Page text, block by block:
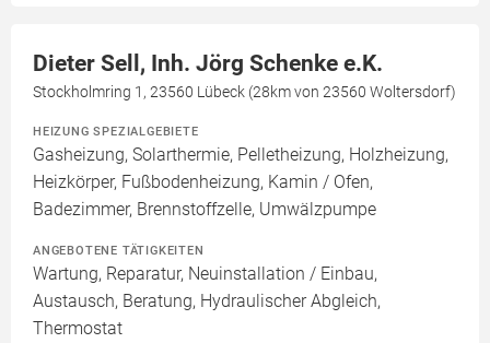
Dieter Sell, Inh. Jörg Schenke e.K.
Stockholmring 1, 23560 Lübeck (28km von 23560 Woltersdorf)
HEIZUNG SPEZIALGEBIETE
Gasheizung, Solarthermie, Pelletheizung, Holzheizung,
Heizkörper, Fußbodenheizung, Kamin / Ofen,
Badezimmer, Brennstoffzelle, Umwälzpumpe
ANGEBOTENE TÄTIGKEITEN
Wartung, Reparatur, Neuinstallation / Einbau,
Austausch, Beratung, Hydraulischer Abgleich,
Thermostat